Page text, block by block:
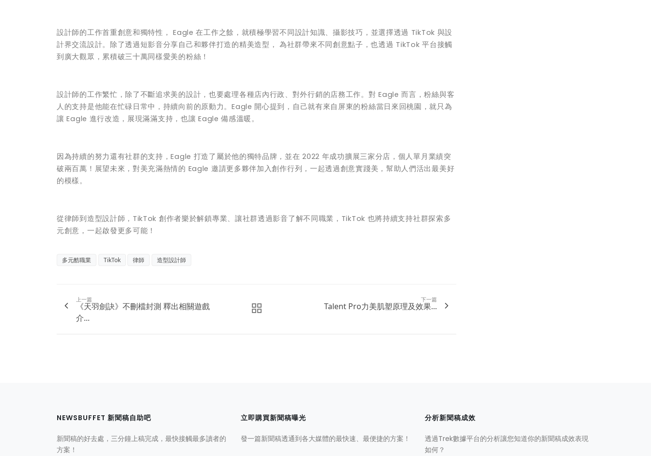
設計師的工作首重創意和獨特性， Eagle 在工作之餘，就積極學習不同設計知識、攝影技巧，並選擇透過 TikTok 與設
計界交流設計。除了透過短影音分享自己和夥伴打造的精美造型， 為社群帶來不同創意點子，也透過 TikTok 平台接觸
到廣大觀眾，累積破三十萬同樣愛美的粉絲！
設計師的工作繁忙，除了不斷追求美的設計，也要處理各種店內行政、對外行銷的店務工作。對 Eagle 而言，粉絲與客
人的支持是他能在忙碌日常中，持續向前的原動力。Eagle 開心提到，自己就有來自屏東的粉絲當日來回桃園，就只為
讓 Eagle 進行改造，展現滿滿支持，也讓 Eagle 備感溫暖。
因為持續的努力還有社群的支持，Eagle 打造了屬於他的獨特品牌，並在 2022 年成功擴展三家分店，個人單月業績突
破兩百萬！展望未來，對美充滿熱情的 Eagle 邀請更多夥伴加入創作行列，一起透過創意實踐美，幫助人們活出最美好
的模樣。
從律師到造型設計師，TikTok 創作者樂於解鎖專業、讓社群透過影音了解不同職業，TikTok 也將持續支持社群探索多
元創意，一起啟發更多可能！
多元酷職業 TikTok 律師 造型設計師
上一篇
《天羽劍訣》不刪檔封測 釋出相關遊戲
介...
下一篇
Talent Pro力美肌塑原理及效果...
NEWSBUFFET 新聞稿自助吧
新聞稿的好去處，三分鐘上稿完成，最快接觸最多讀者的
方案！
立即購買新聞稿曝光
發一篇新聞稿透通到各大媒體的最快速、最便捷的方案！
分析新聞稿成效
透過Trek數據平台的分析讓您知道你的新聞稿成效表現
如何？